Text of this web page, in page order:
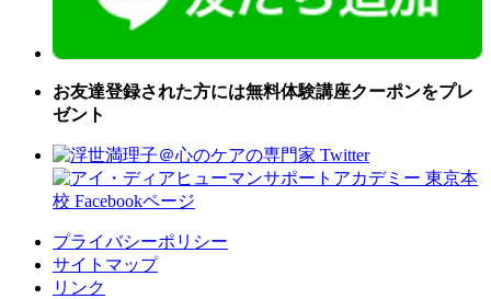
お友達登録された方には無料体験講座クーポンをプレ
ゼント
プライバシーポリシー
サイトマップ
リンク